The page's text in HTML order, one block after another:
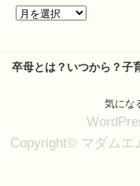
ア
イ
卒母とは？いつから？子
気にな
Copyright© マダムエ